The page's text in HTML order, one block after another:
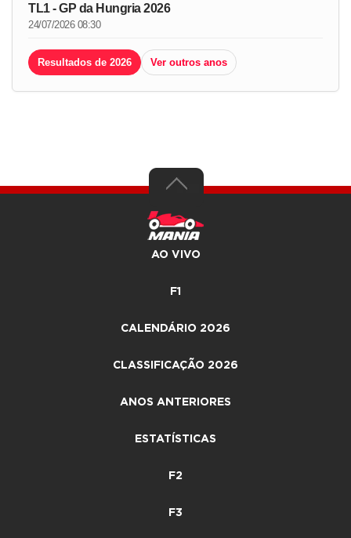
TL1 - GP da Hungria 2026
24/07/2026 08:30
Resultados de 2026 Ver outros anos
AO VIVO
F1
CALENDÁRIO 2026
CLASSIFICAÇÃO 2026
ANOS ANTERIORES
ESTATÍSTICAS
F2
F3